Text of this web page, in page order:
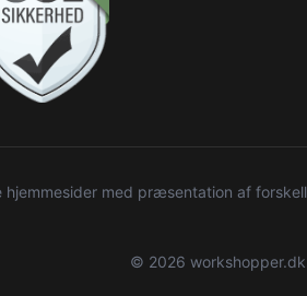
med præsentation af
© 2026